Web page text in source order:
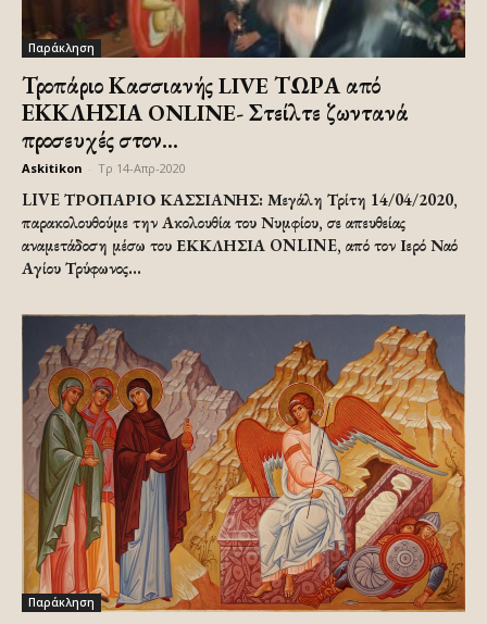
Παράκληση
Τροπάριο Κασσιανής LIVE ΤΩΡΑ από
ΕΚΚΛΗΣΙΑ ONLINE- Στείλτε ζωντανά
προσευχές στον...
Askitikon Τρ 14-Απρ-2020
LIVE ΤΡΟΠΑΡΙΟ ΚΑΣΣΙΑΝΗΣ: Μεγάλη Τρίτη 14/04/2020,
παρακολουθούμε την Ακολουθία του Νυμφίου, σε απευθείας
αναμετάδοση μέσω του ΕΚΚΛΗΣΙΑ ONLINE, από τον Ιερό Ναό
Αγίου Τρύφωνος...
Παράκληση